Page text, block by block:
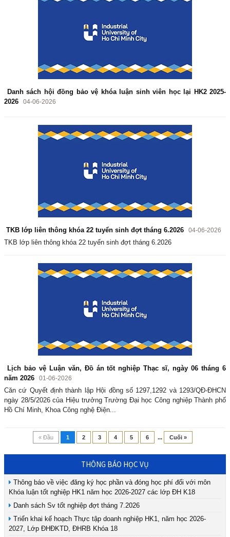
Danh sách hội đồng bảo vệ khóa luận sinh viên học lại HK2 2025-
2026
04-06-2026
TKB lớp liên thông khóa 22 tuyển sinh đợt tháng 6.2026 04-06-2026
TKB lớp liên thông khóa 22 tuyển sinh đợt tháng 6.2026
Lịch bảo vệ Luận văn, Đồ án tốt nghiệp Thạc sĩ, ngày 06 tháng 6
năm 2026
01-06-2026
Căn cứ Quyết định thành lập Hội đồng số 1297,1292 và 1293/QĐ-ĐHCN
ngày 28/5/2026 của Hiệu trưởng Trường Đại học Công nghiệp Thành phố
Hồ Chí Minh, Khoa Công nghệ Điện...
« Đầu 1 2 3 4 5 6 ... Cuối »
THÔNG BÁO HỌC VỤ
Thông báo về việc đăng ký học phần và đóng học phí đối với môn
Khóa luận tốt nghiệp HK1 năm học 2026-2027 các lớp ĐH K18
Danh sách Sv tốt nghiệp đợt tháng 7.2026
Triển khai kế hoạch Thực tập doanh nghiệp HK1, năm học 2026-
2027, Lớp ĐHĐKTD, ĐHRB Khóa 18